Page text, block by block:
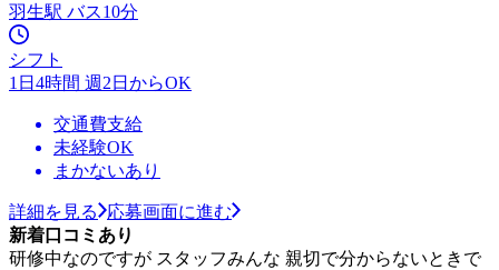
羽生駅 バス10分
シフト
1日4時間 週2日からOK
交通費支給
未経験OK
まかないあり
詳細を見る
応募画面に進む
新着口コミあり
研修中なのですが スタッフみんな 親切で分からないときで